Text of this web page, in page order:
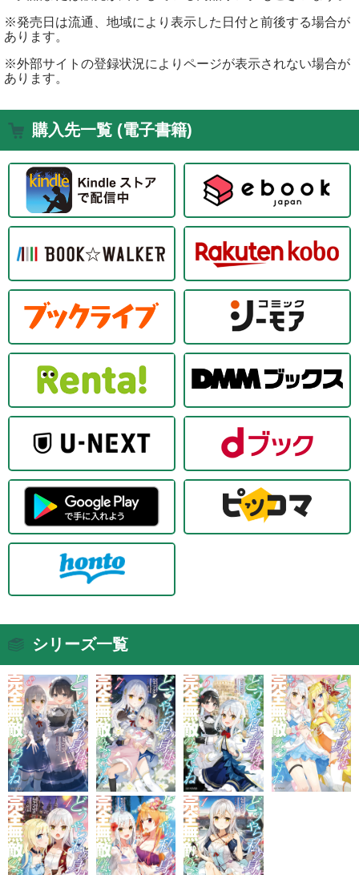
※発売日は流通、地域により表示した日付と前後する場合が
あります。
※外部サイトの登録状況によりページが表示されない場合が
あります。
購入先一覧 (電子書籍)
シリーズ一覧